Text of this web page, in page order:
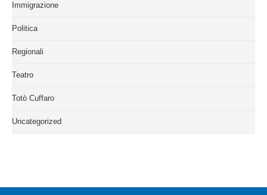
Immigrazione
Politica
Regionali
Teatro
Totò Cuffaro
Uncategorized